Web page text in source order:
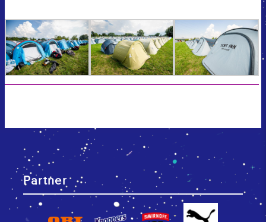
Partner